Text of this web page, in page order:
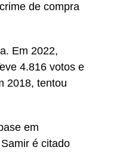
de compra
Em 2022,
4.816 votos e
2018, tentou
em
é citado